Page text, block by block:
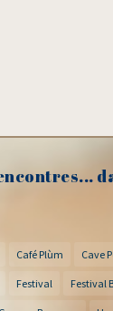
Café Plùm Cave
Festival Festival